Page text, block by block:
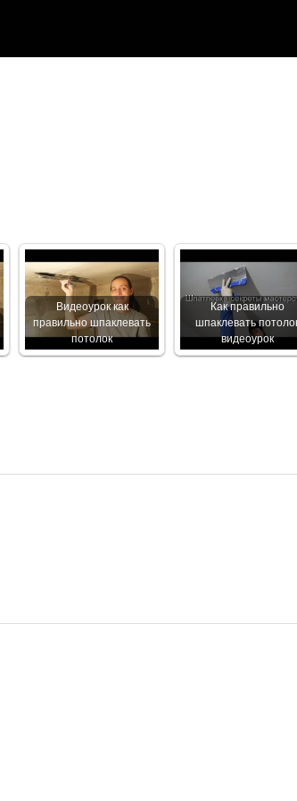
Видеоурок как
правильно шпаклевать
потолок
Как правильно
шпаклевать
видеоурок